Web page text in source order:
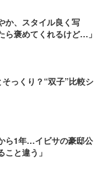
か、スタイル良く写
ら褒めてくれるけど…」
っくり？“双子”比較シ
ら1年…イビサの豪邸公
と違う」